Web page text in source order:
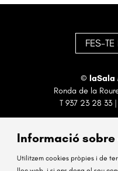
FES-
© laSala
Ronda de la
T 937 23 28 33|
Informació sobre
Utilitzem cookies pròpies i de